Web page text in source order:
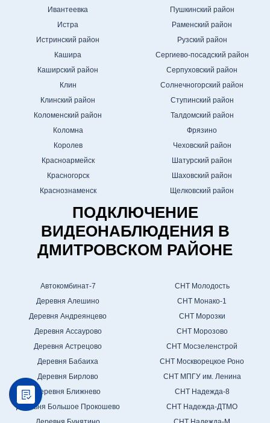
Ивантеевка
Истра
Истринский район
Кашира
Каширский район
Клин
Клинский район
Коломенский район
Коломна
Королев
Красноармейск
Красногорск
Краснознаменск
Пушкинский район
Раменский район
Рузский район
Сергиево-посадский район
Серпуховский район
Солнечногорский район
Ступинский район
Талдомский район
Фрязино
Чеховский район
Шатурский район
Шаховский район
Щелковский район
ПОДКЛЮЧЕНИЕ
ВИДЕОНАБЛЮДЕНИЯ В
ДМИТРОВСКОМ РАЙОНЕ
Автокомбинат-7
Деревня Алешино
Деревня Андреянцево
Деревня Ассаурово
Деревня Астрецово
Деревня Бабаиха
Деревня Бирлово
Деревня Ближнево
Деревня Большое Прокошево
СНТ Молодость
СНТ Монако-1
СНТ Морозки
СНТ Морозово
СНТ Мосзеленстрой
СНТ Москворецкое Роно
СНТ МПГУ им. Ленина
СНТ Надежда-8
СНТ Надежда-ДТМО